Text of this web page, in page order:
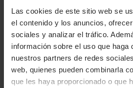
Las cookies de este sitio web se
el contenido y los anuncios,
sociales y analizar el tráfico.
información sobre el uso que haga
nuestros partners de redes
web, quienes pueden combinarla
que les haya proporcionado o que